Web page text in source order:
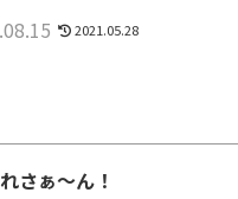
2021.05.28
さぁ～ん！